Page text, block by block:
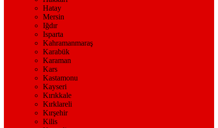
Hatay
Mersin
Iğdır
Isparta
Kahramanmaraş
Karabük
Karaman
Kars
Kastamonu
Kayseri
Kırıkkale
Kırklareli
Kırşehir
Kilis